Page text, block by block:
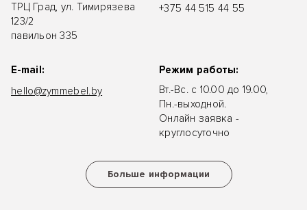
ТРЦ Град, ул. Тимирязева
123/2
павильон 335
+375 44 515 44 55
E-mail:
hello@zymmebel.by
Режим работы:
Вт.-Вс. с 10.00 до 19.00,
Пн.-выходной.
Онлайн заявка -
круглосуточно
Больше информации